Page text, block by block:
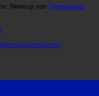
Newsup von Themeansar